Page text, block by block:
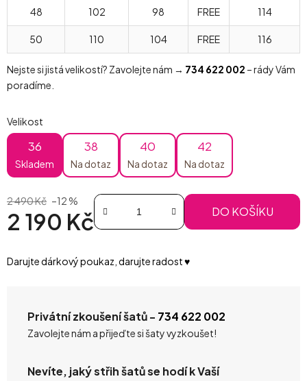
48 102 98 FREE 114
50 110 104 FREE 116
Nejste si jistá velikostí? Zavolejte nám → 734 622 002 – rády Vám
poradíme.
Velikost
36
Skladem
38
Na dotaz
40
Na dotaz
42
Na dotaz
2 490 Kč –12 %
2 190 Kč DO KOŠÍKU
Darujte dárkový poukaz, darujte radost ♥️
Privátní zkoušení šatů - 734 622 002
Zavolejte nám a přijeďte si šaty vyzkoušet!
Nevíte, jaký střih šatů se hodí k Vaší